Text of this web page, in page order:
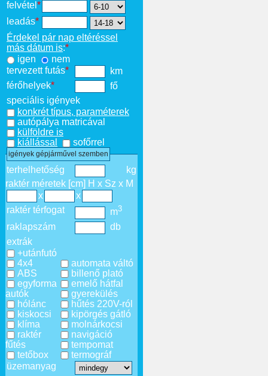
felvétel *
leadás*
Érdekel pár nap eltéréssel
más dátum is:*
igen
nem
tervezett futás*
km
férőhelyek*
fő
speciális igények
konkrét típus, paraméterek
autópálya matricával
külföldre is
kiállással
sofőrrel
igények gépjárművel szemben
terhelhetőség
kg
raktér méretek [cm] H x Sz x M
x
x
raktér térfogat
m3
raklapszám
db
extrák
+utánfutó
4x4
ABS
egyforma
autók
hólánc
kiskocsi
klíma
raktér
fűtés
tetőbox
automata váltó
billenő plató
emelő hátfal
gyerekülés
hűtés 220V-ról
kipörgés gátló
molnárkocsi
navigáció
tempomat
termográf
üzemanyag